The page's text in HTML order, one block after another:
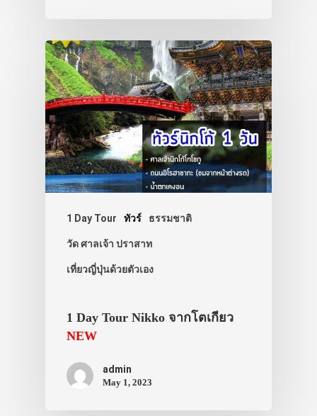
1 Day Tour ทัวร์ ธรรมชาติ
วัด ศาลเจ้า ปราสาท
เที่ยวญี่ปุ่นด้วยตัวเอง
1 Day Tour Nikko จากโตเกียว
NEW
admin
May 1, 2023
ประเทศญี่ปุ่น
เที่ยวญี่ปุ่นด้ว
เอง
รถบัส
VIDEO